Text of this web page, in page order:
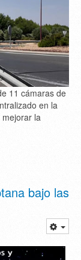
11 cámaras de
en la
la
bajo las